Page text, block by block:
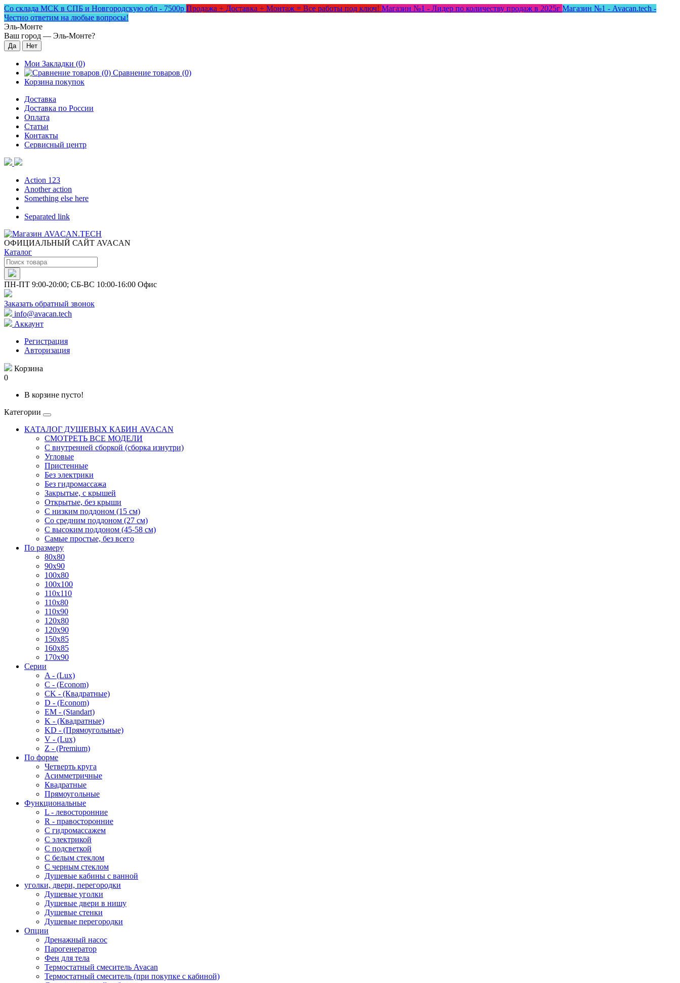
Со склада МСК в СПБ и Новгородскую обл - 7500р Продажа + Доставка + Монтаж = Все работы под ключ! Магазин №1 - Лидер по количеству продаж в 2025г Магазин №1 - Avacan.tech -
Честно ответим на любые вопросы!
Эль-Монте
Ваш город — Эль-Монте?
Мои Закладки (0)
Сравнение товаров (0)
Корзина покупок
Доставка
Доставка по России
Оплата
Статьи
Контакты
Сервисный центр
Action 123
Another action
Something else here
Separated link
ОФИЦИАЛЬНЫЙ САЙТ AVACAN
Каталог
ПН-ПТ 9:00-20:00; СБ-ВС 10:00-16:00 Офис
Заказать обратный звонок
info@avacan.tech
Аккаунт
Регистрация
Авторизация
Корзина
0
В корзине пусто!
Категории
КАТАЛОГ ДУШЕВЫХ КАБИН AVACAN
СМОТРЕТЬ ВСЕ МОДЕЛИ
С внутренней сборкой (сборка изнутри)
Угловые
Пристенные
Без электрики
Без гидромассажа
Закрытые, с крышей
Открытые, без крыши
С низким поддоном (15 см)
Со средним поддоном (27 см)
С высоким поддоном (45-58 см)
Самые простые, без всего
По размеру
80x80
90x90
100x80
100x100
110x110
110x80
110x90
120x80
120x90
150x85
160x85
170x90
Серии
A - (Lux)
C - (Econom)
CK - (Квадратные)
D - (Econom)
EM - (Standart)
K - (Квадратные)
KD - (Прямоугольные)
V - (Lux)
Z - (Premium)
По форме
Четверть круга
Асимметричные
Квадратные
Прямоугольные
Функциональные
L - левосторонние
R - правосторонние
С гидромассажем
С электрикой
С подсветкой
С белым стеклом
С черным стеклом
Душевые кабины с ванной
уголки, двери, перегородки
Душевые уголки
Душевые двери в нишу
Душевые стенки
Душевые перегородки
Опции
Дренажный насос
Парогенератор
Фен для тела
Термостатный смеситель Avacan
Термостатный смеситель (при покупке с кабиной)